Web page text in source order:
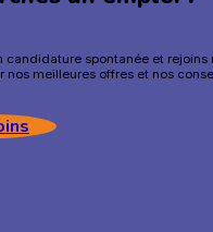
candidature spontanée et rejoins
nos meilleures offres et nos